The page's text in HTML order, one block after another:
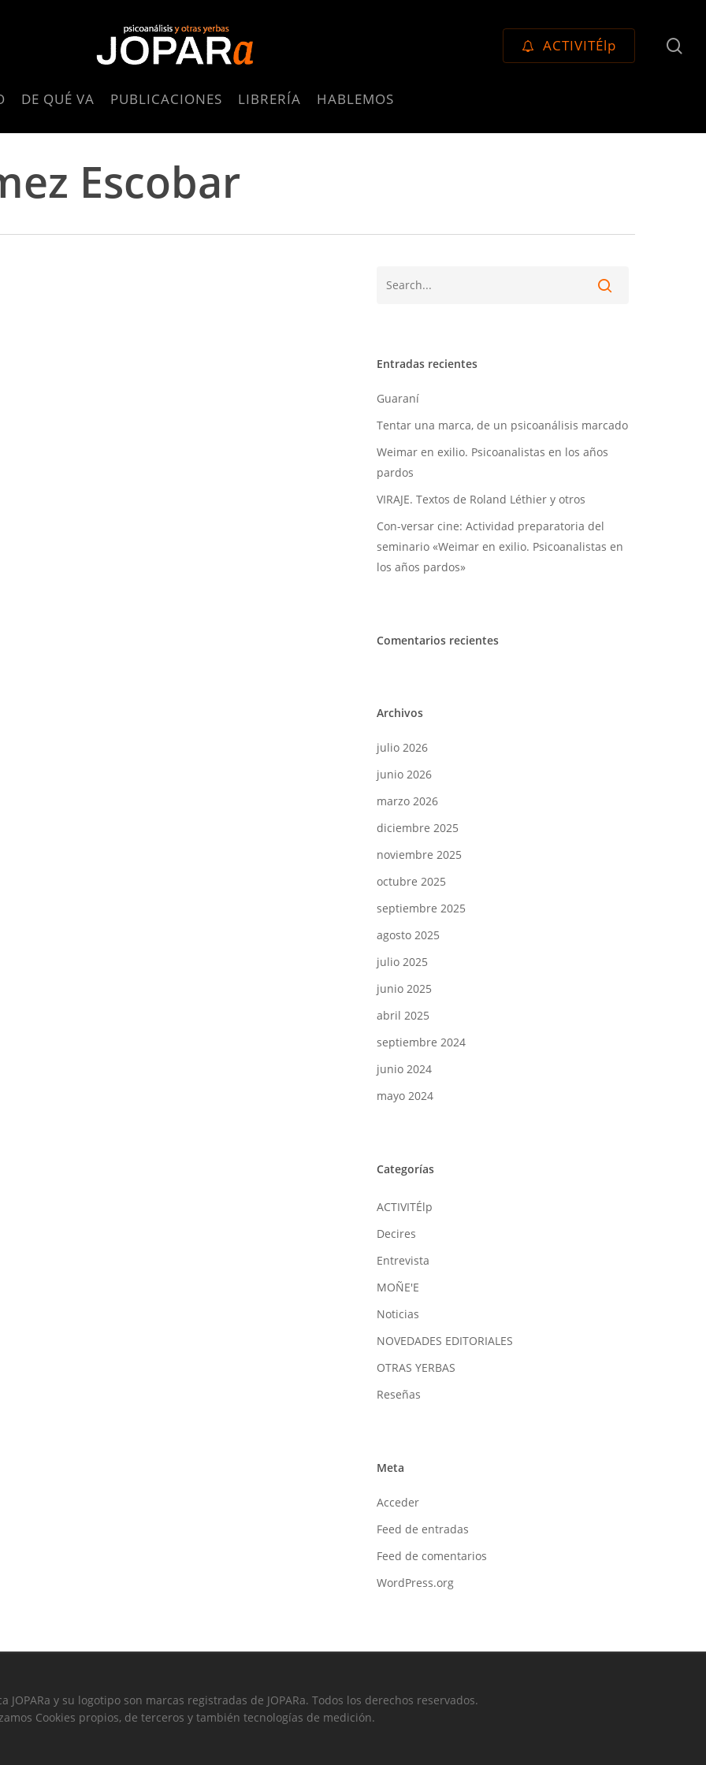
ACTIVITÉlp
DE QUÉ VA PUBLICACIONES LIBRERÍA HABLEMOS
Escobar
Entradas recientes
Guaraní
Tentar una marca, de un psicoanálisis marcado
Weimar en exilio. Psicoanalistas en los años
pardos
VIRAJE. Textos de Roland Léthier y otros
Con-versar cine: Actividad preparatoria del
seminario «Weimar en exilio. Psicoanalistas en
los años pardos»
Comentarios recientes
Archivos
julio 2026
junio 2026
marzo 2026
diciembre 2025
noviembre 2025
octubre 2025
septiembre 2025
agosto 2025
julio 2025
junio 2025
abril 2025
septiembre 2024
junio 2024
mayo 2024
Categorías
ACTIVITÉlp
Decires
Entrevista
MOÑE'E
Noticias
NOVEDADES EDITORIALES
OTRAS YERBAS
Reseñas
Meta
Acceder
Feed de entradas
Feed de comentarios
WordPress.org
JOPARa y su logotipo son marcas registradas de JOPARa. Todos los derechos reservados.
Cookies propios, de terceros y también tecnologías de medición.